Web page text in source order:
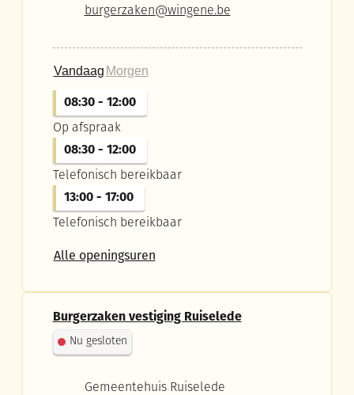
E-mailburgerzaken@wingene.be
Vandaag Morgen
08:30 - 12:00
Op afspraak
08:30 - 12:00
Telefonisch bereikbaar
13:00 - 17:00
Telefonisch bereikbaar
Alle openingsurenBurgerzaken vestiging Wingene
Burgerzaken vestiging Ruiselede
Nu gesloten
Gemeentehuis Ruiselede